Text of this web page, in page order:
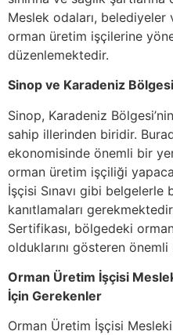
Meslek odaları,
orman üretim işçilerine
düzenlemektedir.
Sinop ve Karadeniz
Sinop, Karadeniz
sahip illerinden biridir.
ekonomisinde önemli bir
orman üretim işçiliği
İşçisi Sınavı gibi belgelerle
kanıtlamaları
Sertifikası, bölgedeki
olduklarını gösteren
Orman Üretim İşçisi
İçin Gerekenler
Orman Üretim İşçisi